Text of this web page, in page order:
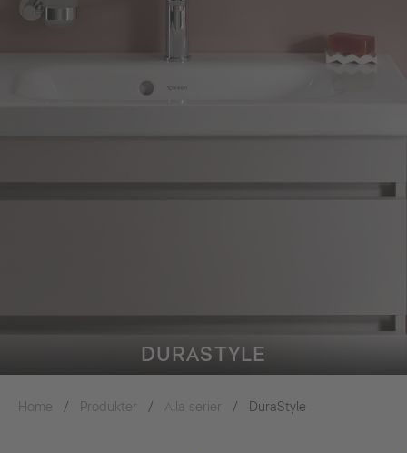
DURASTYLE
Home Produkter Alla serier DuraStyle